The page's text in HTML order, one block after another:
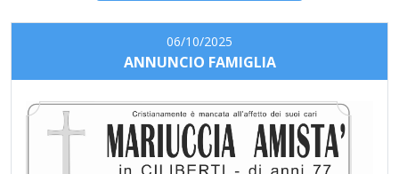
06/10/2025
ANNUNCIO FAMIGLIA